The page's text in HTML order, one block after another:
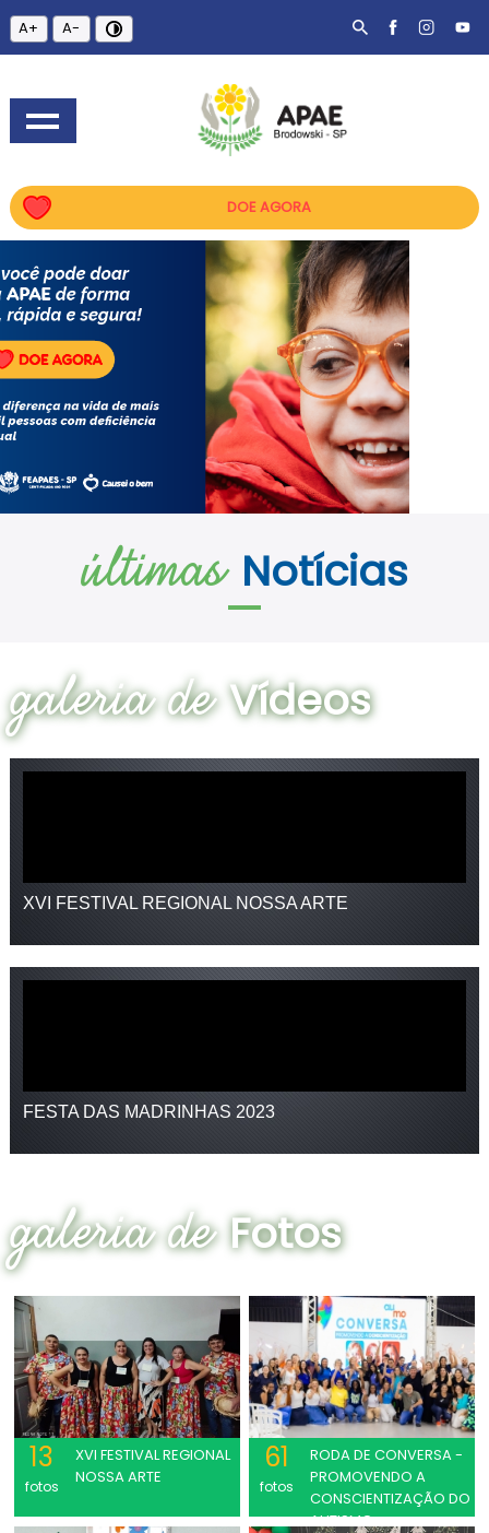
A+ A-
DOE AGORA
últimas Notícias
galeria deVídeos
XVI FESTIVAL REGIONAL NOSSA ARTE
FESTA DAS MADRINHAS 2023
galeria deFotos
13
fotos
XVI FESTIVAL REGIONAL
NOSSA ARTE
61
fotos
RODA DE CONVERSA -
PROMOVENDO A
CONSCIENTIZAÇÃO DO
AUTISMO